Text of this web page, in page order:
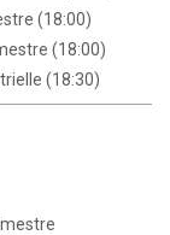
(18:00)
(18:00)
(18:30)